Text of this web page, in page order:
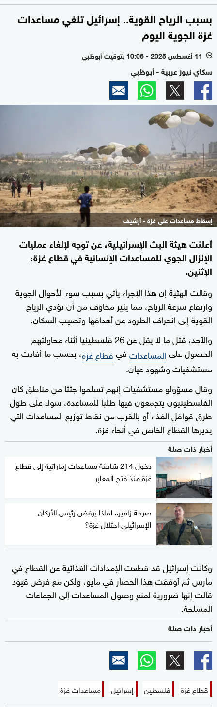
بسبب الرياح القوية.. إسرائيل تلغي مساعدات
غزة الجوية اليوم
l 11 أغسطس 2025 - 10:06 بتوقيت أبوظبي
سكاي نيوز عربية - أبوظبي
إسقاط مساعدات على غزة - أرشيف
أعلنت هيئة البث الإسرائيلية، عن توجه لإلغاء عمليات
الإنزال الجوي للمساعدات الإنسانية في قطاع غزة،
الإثنين.
وقالت الهئية إن هذا الإجراء يأتي بسبب سوء الأحوال الجوية
وارتفاع سرعة الرياح، مما يثير مخاوف من أن تؤدي الرياح
القوية إلى انحراف الطرود عن أهدافها وتصيب السكان.
والأحد، قتل ما لا يقل عن 26 فلسطينيا أثناء محاولتهم
الحصول علىالمساعداتفيقطاع غزة، بحسب ما أفادت به
مستشفيات وشهود عيان.
وقال مسؤولو مستشفيات إنهم تسلموا جثثا من مناطق كان
الفلسطينيون يتجمعون فيها طلبا للمساعدة، سواء على طول
طرق قوافل الغذاء أو بالقرب من نقاط توزيع المساعدات التي
يديرها القطاع الخاص في أنحاء غزة.
أخبار ذات صلة
دخول 214 شاحنة مساعدات إماراتية إلى قطاع
غزة منذ فتح المعابر
صرخة زامير.. لماذا يرفض رئيس الأركان
الإسرائيلي احتلال غزة؟
وكانت إسرائيل قد قطعت الإمدادات الغذائية عن القطاع في
مارس ثم أوقفت هذا الحصار في مايو، ولكن مع فرض قيود
قالت إنها ضرورية لمنع وصول المساعدات إلى الجماعات
المسلحة.
أخبار ذات صلة
قطاع غزة فلسطين إسرائيل مساعدات غزة